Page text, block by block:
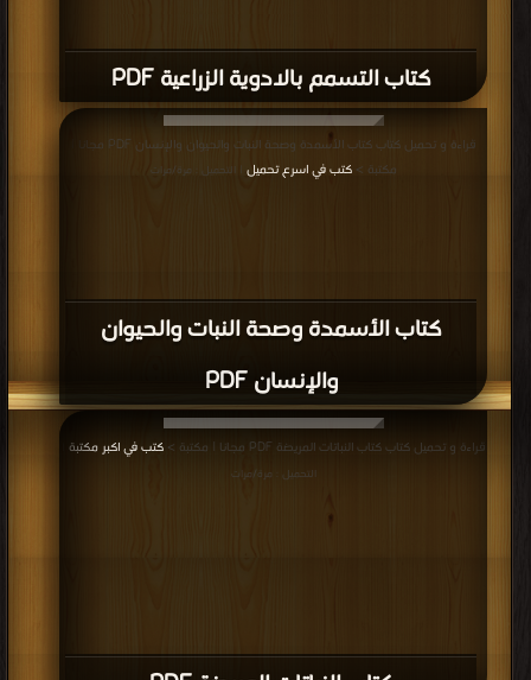
كتاب التسمم بالادوية الزراعية PDF
كتاب الأسمدة وصحة النبات والحيوان
والإنسان PDF
قراءة و تحميل كتاب كتاب الأسمدة وصحة النبات والحيوان والإنسان PDF مجانا |
مكتبة >كتب في اسرع تحميل | التحميل : مرة/مرات
قراءة و تحميل كتاب كتاب النباتات المريضة PDF مجانا | مكتبة > كتب في اكبر مكتبة
التحميل : مرة/مرات